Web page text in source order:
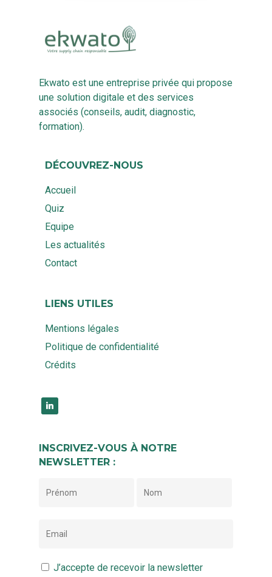
Ekwato est une entreprise privée qui propose
une solution digitale et des services
associés (conseils, audit, diagnostic,
formation).
DÉCOUVREZ-NOUS
Accueil
Quiz
Equipe
Les actualités
Contact
LIENS UTILES
Mentions légales
Politique de confidentialité
Crédits
linkedin
INSCRIVEZ-VOUS À NOTRE
NEWSLETTER :
J’accepte de recevoir la newsletter